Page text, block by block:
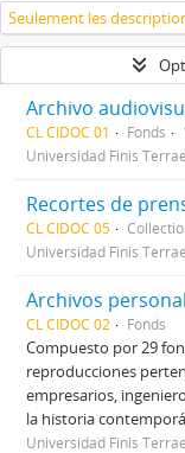
Archivo
CL CIDOC 01 Fonds
Universidad Finis
Recortes de
CL CIDOC 05
Universidad Finis
Archivos
CL CIDOC 02 Fonds
Compuesto por 29
reproducciones
empresarios,
la historia
Universidad Finis